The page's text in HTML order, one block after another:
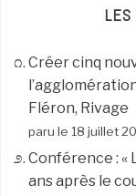
LES
Créer cinq
Fléron, Rivage
paru le 18 juillet
Conférence : «
ans après le